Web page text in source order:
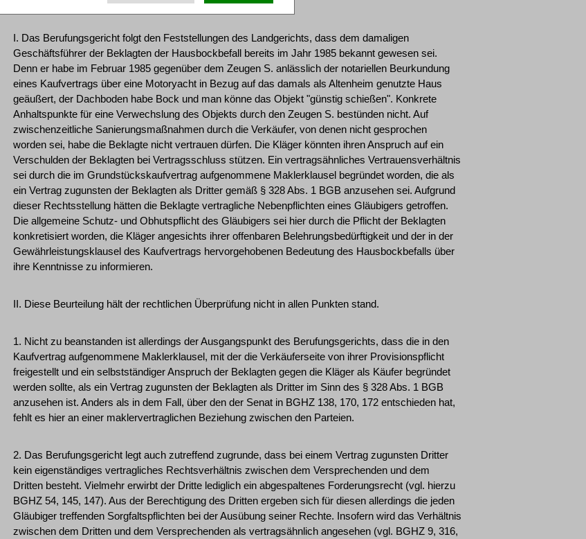
I. Das Berufungsgericht folgt den Feststellungen des Landgerichts, dass dem damaligen
Geschäftsführer der Beklagten der Hausbockbefall bereits im Jahr 1985 bekannt gewesen sei.
Denn er habe im Februar 1985 gegenüber dem Zeugen S. anlässlich der notariellen Beurkundung
eines Kaufvertrags über eine Motoryacht in Bezug auf das damals als Altenheim genutzte Haus
geäußert, der Dachboden habe Bock und man könne das Objekt "günstig schießen". Konkrete
Anhaltspunkte für eine Verwechslung des Objekts durch den Zeugen S. bestünden nicht. Auf
zwischenzeitliche Sanierungsmaßnahmen durch die Verkäufer, von denen nicht gesprochen
worden sei, habe die Beklagte nicht vertrauen dürfen. Die Kläger könnten ihren Anspruch auf ein
Verschulden der Beklagten bei Vertragsschluss stützen. Ein vertragsähnliches Vertrauensverhältnis
sei durch die im Grundstückskaufvertrag aufgenommene Maklerklausel begründet worden, die als
ein Vertrag zugunsten der Beklagten als Dritter gemäß § 328 Abs. 1 BGB anzusehen sei. Aufgrund
dieser Rechtsstellung hätten die Beklagte vertragliche Nebenpflichten eines Gläubigers getroffen.
Die allgemeine Schutz- und Obhutspflicht des Gläubigers sei hier durch die Pflicht der Beklagten
konkretisiert worden, die Kläger angesichts ihrer offenbaren Belehrungsbedürftigkeit und der in der
Gewährleistungsklausel des Kaufvertrags hervorgehobenen Bedeutung des Hausbockbefalls über
ihre Kenntnisse zu informieren.
II. Diese Beurteilung hält der rechtlichen Überprüfung nicht in allen Punkten stand.
1. Nicht zu beanstanden ist allerdings der Ausgangspunkt des Berufungsgerichts, dass die in den
Kaufvertrag aufgenommene Maklerklausel, mit der die Verkäuferseite von ihrer Provisionspflicht
freigestellt und ein selbstständiger Anspruch der Beklagten gegen die Kläger als Käufer begründet
werden sollte, als ein Vertrag zugunsten der Beklagten als Dritter im Sinn des § 328 Abs. 1 BGB
anzusehen ist. Anders als in dem Fall, über den der Senat in BGHZ 138, 170, 172 entschieden hat,
fehlt es hier an einer maklervertraglichen Beziehung zwischen den Parteien.
2. Das Berufungsgericht legt auch zutreffend zugrunde, dass bei einem Vertrag zugunsten Dritter
kein eigenständiges vertragliches Rechtsverhältnis zwischen dem Versprechenden und dem
Dritten besteht. Vielmehr erwirbt der Dritte lediglich ein abgespaltenes Forderungsrecht (vgl. hierzu
BGHZ 54, 145, 147). Aus der Berechtigung des Dritten ergeben sich für diesen allerdings die jeden
Gläubiger treffenden Sorgfaltspflichten bei der Ausübung seiner Rechte. Insofern wird das Verhältnis
zwischen dem Dritten und dem Versprechenden als vertragsähnlich angesehen (vgl. BGHZ 9, 316,